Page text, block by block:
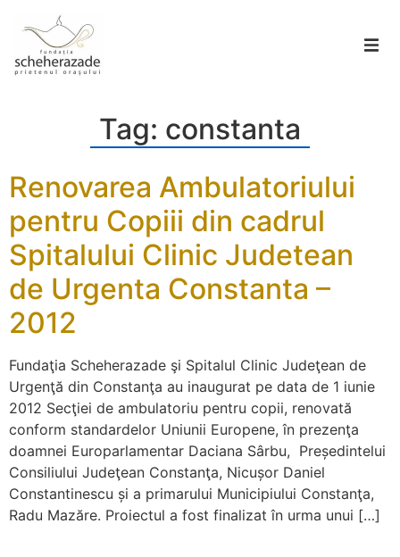
Tag: constanta
Renovarea Ambulatoriului
pentru Copiii din cadrul
Spitalului Clinic Judetean
de Urgenta Constanta –
2012
Fundaţia Scheherazade şi Spitalul Clinic Judeţean de
Urgenţă din Constanţa au inaugurat pe data de 1 iunie
2012 Secţiei de ambulatoriu pentru copii, renovată
conform standardelor Uniunii Europene, în prezenţa
doamnei Europarlamentar Daciana Sârbu, Președintelui
Consiliului Judeţean Constanţa, Nicușor Daniel
Constantinescu și a primarului Municipiului Constanţa,
Radu Mazăre. Proiectul a fost finalizat în urma unui […]